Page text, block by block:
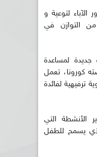
لتوعية و
التوازن في
لمساعدة
كورونا، تعمل
ترفيهية لفائدة
الأنشطة التي
يسمح للطفل